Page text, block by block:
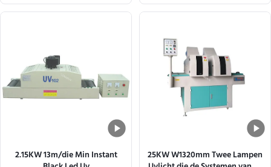
2.15KW 13m/die Min Instant 25KW W1320mm Twee Lampen